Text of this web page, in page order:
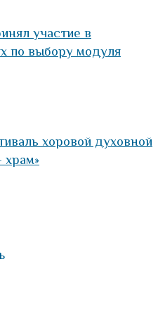
участие в
по выбору модуля
хоровой духовной